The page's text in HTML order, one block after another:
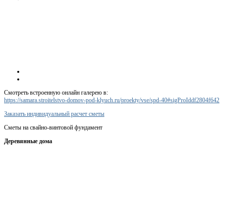
Смотреть встроенную онлайн галерею в:
https://samara.stroitelstvo-domov-pod-klyuch.ru/proekty/vse/spd-40#sigProIddf2804f642
Заказать индивидуальный расчет сметы
Сметы на свайно-винтовой фундамент
Деревянные дома